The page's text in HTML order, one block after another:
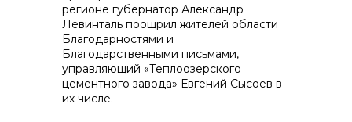
регионе губернатор Александр
Левинталь поощрил жителей области
Благодарностями и
Благодарственными письмами,
управляющий «Теплоозерского
цементного завода» Евгений Сысоев в
их числе.